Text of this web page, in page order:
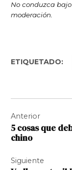
No conduzca
moderación.
ETIQUETADO:
de
entradas
Anterior
5 cosas que
chino
Siguiente